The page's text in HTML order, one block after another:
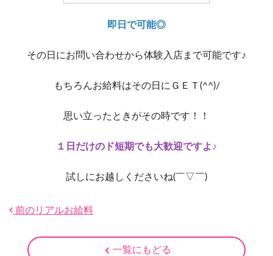
即日で可能◎
その日にお問い合わせから体験入店まで可能です♪
もちろんお給料はその日にＧＥＴ(^^)/
思い立ったときがその時です！！
１日だけのド短期でも大歓迎ですよ♪
試しにお越しくださいね(￣▽￣)
前のリアルお給料
一覧にもどる